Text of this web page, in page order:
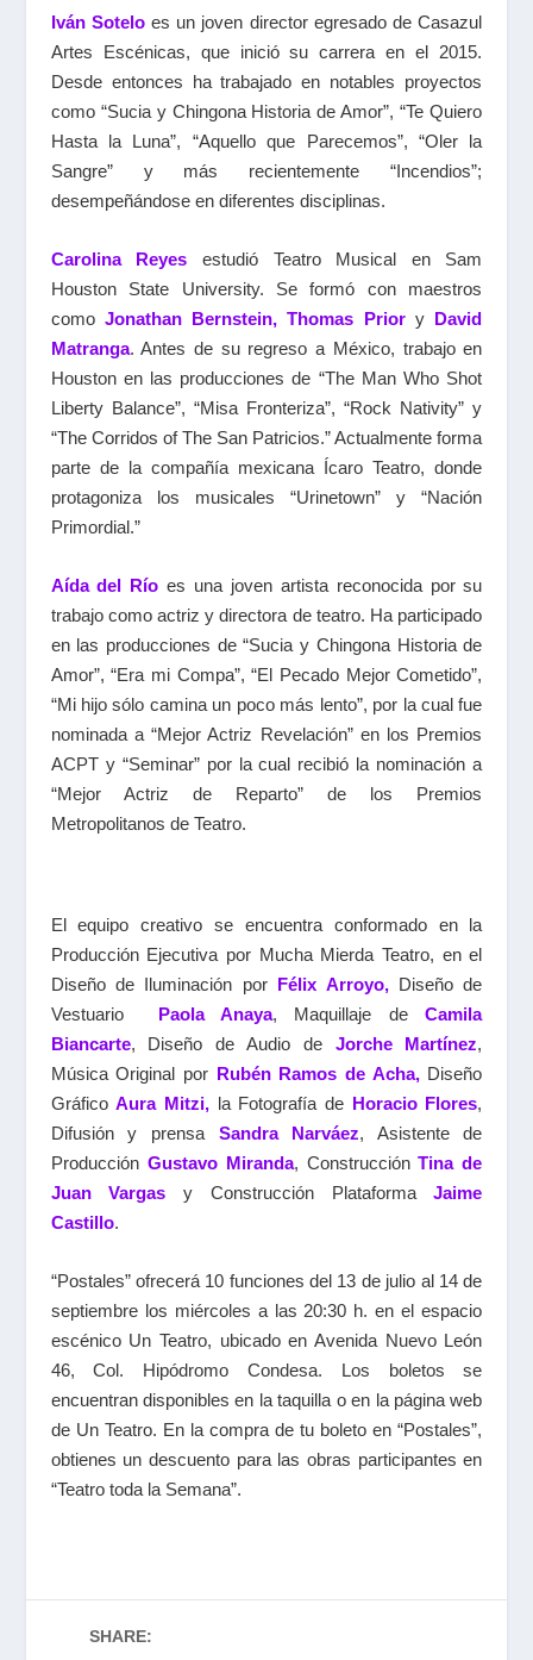
Iván Soteloes un joven director egresado de Casazul
Artes Escénicas, que inició su carrera en el 2015.
Desde entonces ha trabajado en notables proyectos
como “Sucia y Chingona Historia de Amor”, “Te Quiero
Hasta la Luna”, “Aquello que Parecemos”, “Oler la
Sangre” y más recientemente “Incendios”;
desempeñándose en diferentes disciplinas.
Carolina Reyes estudió Teatro Musical en Sam
Houston State University. Se formó con maestros
como Jonathan Bernstein, Thomas Prior y David
Matranga. Antes de su regreso a México, trabajo en
Houston en las producciones de “The Man Who Shot
Liberty Balance”, “Misa Fronteriza”, “Rock Nativity” y
“The Corridos of The San Patricios.” Actualmente forma
parte de la compañía mexicana Ícaro Teatro, donde
protagoniza los musicales “Urinetown” y “Nación
Primordial.”
Aída del Río es una joven artista reconocida por su
trabajo como actriz y directora de teatro. Ha participado
en las producciones de “Sucia y Chingona Historia de
Amor”, “Era mi Compa”, “El Pecado Mejor Cometido”,
“Mi hijo sólo camina un poco más lento”, por la cual fue
nominada a “Mejor Actriz Revelación” en los Premios
ACPT y “Seminar” por la cual recibió la nominación a
“Mejor Actriz de Reparto” de los Premios
Metropolitanos de Teatro.
El equipo creativo se encuentra conformado en la
Producción Ejecutiva por Mucha Mierda Teatro, en el
Diseño de Iluminación por Félix Arroyo,Diseño de
Vestuario Paola Anaya, Maquillaje deCamila
Biancarte, Diseño de Audio de Jorche Martínez,
Música Original por Rubén Ramos de Acha,Diseño
GráficoAura Mitzi,la Fotografía de Horacio Flores,
Difusión y prensa Sandra Narváez, Asistente de
Producción Gustavo Miranda, ConstrucciónTina de
Juan Vargas
y Construcción PlataformaJaime
Castillo.
“Postales” ofrecerá 10 funciones del 13 de julio al 14 de
septiembre los miércoles a las 20:30 h. en el espacio
escénico Un Teatro, ubicado en Avenida Nuevo León
46, Col. Hipódromo Condesa. Los boletos se
encuentran disponibles en la taquilla o en la página web
de Un Teatro. En la compra de tu boleto en “Postales”,
obtienes un descuento para las obras participantes en
“Teatro toda la Semana”.
SHARE: